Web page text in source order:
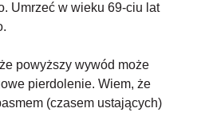
Umrzeć w wieku 69-ciu lat
.
powyższy wywód może
pierdolenie. Wiem, że
(czasem ustających)